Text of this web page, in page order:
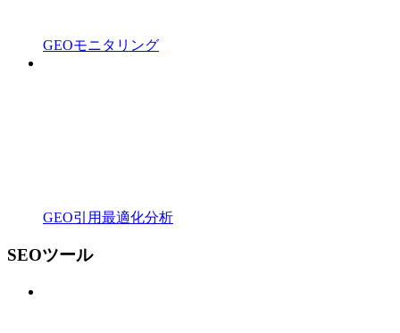
GEOモニタリング
GEO引用最適化分析
SEOツール